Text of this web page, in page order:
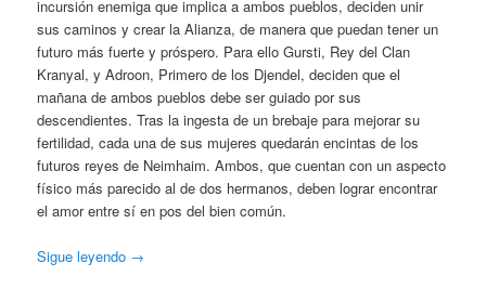
incursión enemiga que implica a ambos pueblos, deciden unir
sus caminos y crear la Alianza, de manera que puedan tener un
futuro más fuerte y próspero. Para ello Gursti, Rey del Clan
Kranyal, y Adroon, Primero de los Djendel, deciden que el
mañana de ambos pueblos debe ser guiado por sus
descendientes. Tras la ingesta de un brebaje para mejorar su
fertilidad, cada una de sus mujeres quedarán encintas de los
futuros reyes de Neimhaim. Ambos, que cuentan con un aspecto
físico más parecido al de dos hermanos, deben lograr encontrar
el amor entre sí en pos del bien común.
Sigue leyendo →